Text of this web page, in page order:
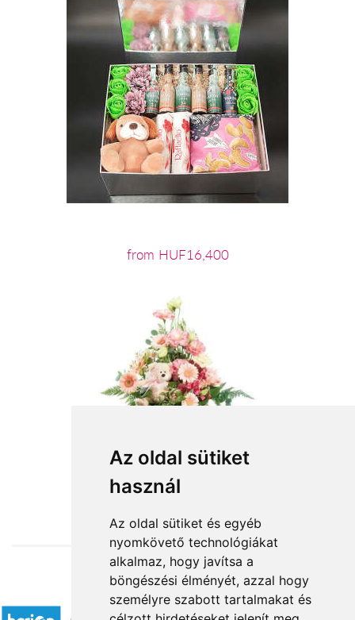
Az oldal sütiket
használ
Az oldal sütiket és egyéb
nyomkövető technológiákat
alkalmaz, hogy javítsa a
böngészési élményét, azzal hogy
személyre szabott tartalmakat és
from HUF16,400
from HUF30,400
Accepted payment methods